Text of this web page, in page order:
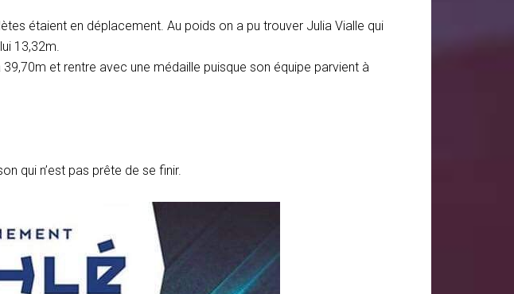
étaient en déplacement. Au poids on a pu trouver Julia Vialle qui
13,32m.
et rentre avec une médaille puisque son équipe parvient à
qui n’est pas prête de se finir.